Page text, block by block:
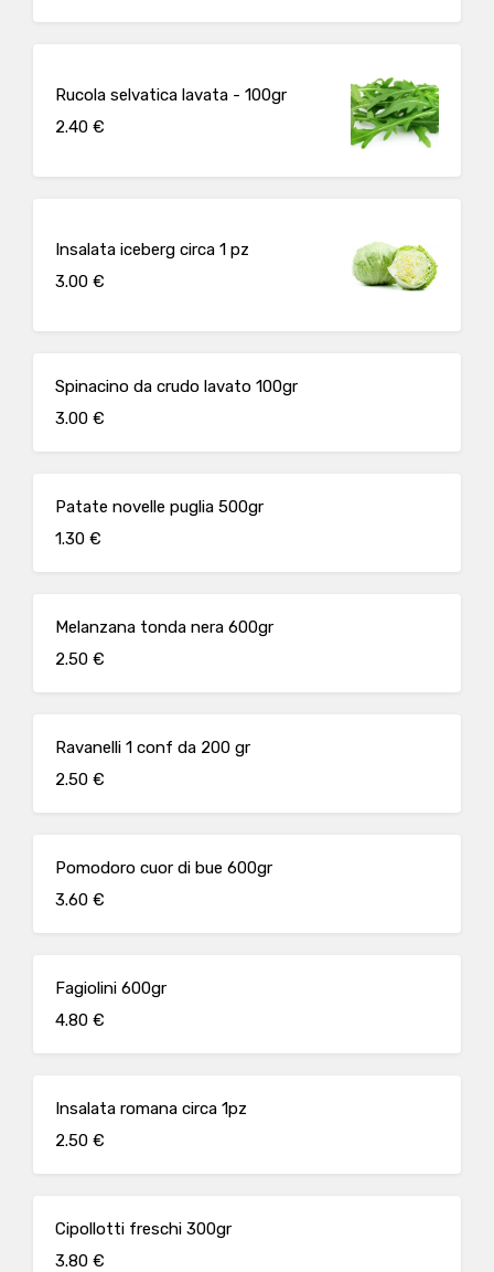
Rucola selvatica lavata - 100gr
2.40 €
Insalata iceberg circa 1 pz
3.00 €
Spinacino da crudo lavato 100gr
3.00 €
Patate novelle puglia 500gr
1.30 €
Melanzana tonda nera 600gr
2.50 €
Ravanelli 1 conf da 200 gr
2.50 €
Pomodoro cuor di bue 600gr
3.60 €
Fagiolini 600gr
4.80 €
Insalata romana circa 1pz
2.50 €
Cipollotti freschi 300gr
3.80 €